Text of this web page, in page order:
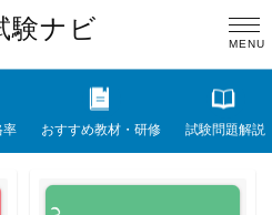
験ナビ
率 おすすめ教材・研修 試験問題解説